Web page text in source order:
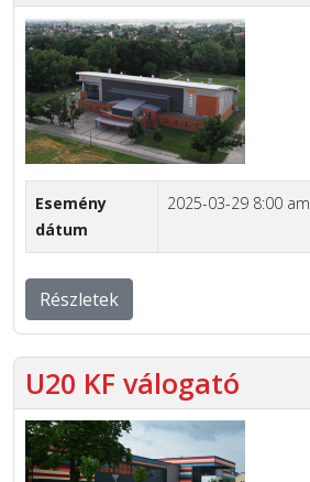
Esemény
dátum
2025-03-29 8:00 am
Részletek
U20 KF válogató